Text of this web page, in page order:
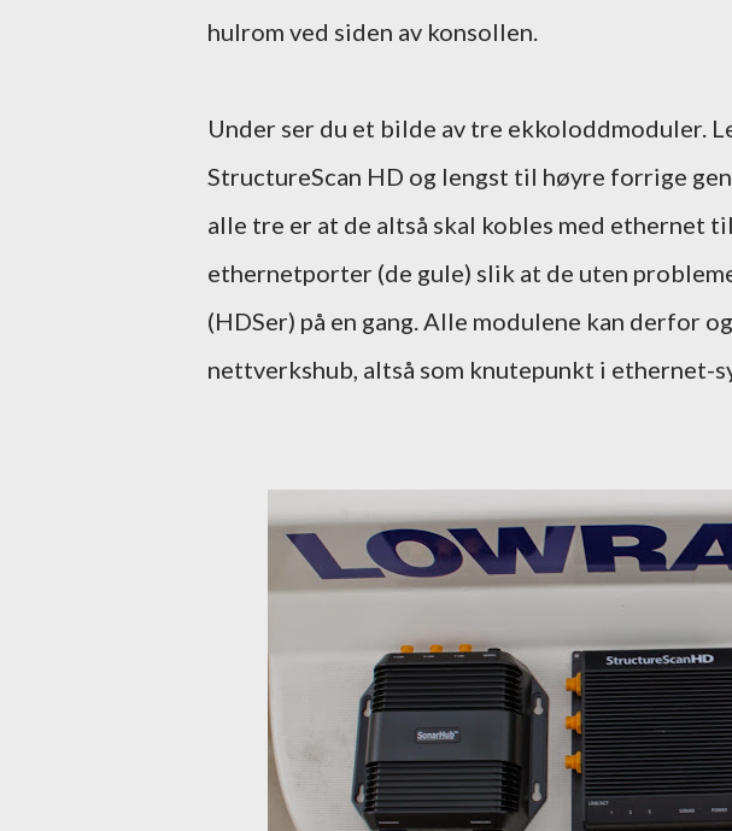
hulrom ved siden av konsollen.
Under ser du et bilde av tre ekkoloddmoduler.
StructureScan HD og lengst til høyre forrige
alle tre er at de altså skal kobles med ethernet
ethernetporter (de gule) slik at de uten
(HDSer) på en gang. Alle modulene kan derfor
nettverkshub, altså som knutepunkt i ethernet-